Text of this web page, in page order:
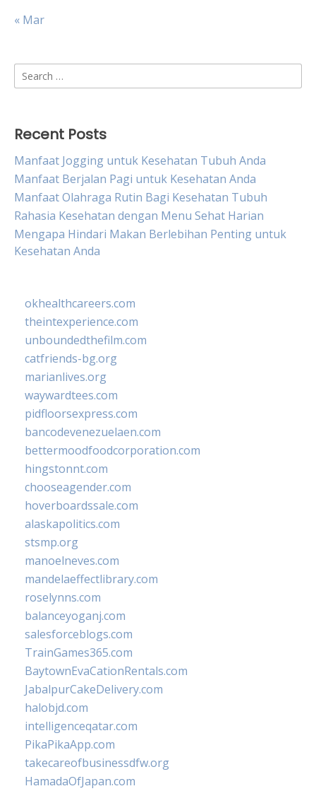
« Mar
Search
for:
Recent Posts
Manfaat Jogging untuk Kesehatan Tubuh Anda
Manfaat Berjalan Pagi untuk Kesehatan Anda
Manfaat Olahraga Rutin Bagi Kesehatan Tubuh
Rahasia Kesehatan dengan Menu Sehat Harian
Mengapa Hindari Makan Berlebihan Penting untuk
Kesehatan Anda
okhealthcareers.com
theintexperience.com
unboundedthefilm.com
catfriends-bg.org
marianlives.org
waywardtees.com
pidfloorsexpress.com
bancodevenezuelaen.com
bettermoodfoodcorporation.com
hingstonnt.com
chooseagender.com
hoverboardssale.com
alaskapolitics.com
stsmp.org
manoelneves.com
mandelaeffectlibrary.com
roselynns.com
balanceyoganj.com
salesforceblogs.com
TrainGames365.com
BaytownEvaCationRentals.com
JabalpurCakeDelivery.com
halobjd.com
intelligenceqatar.com
PikaPikaApp.com
takecareofbusinessdfw.org
HamadaOfJapan.com